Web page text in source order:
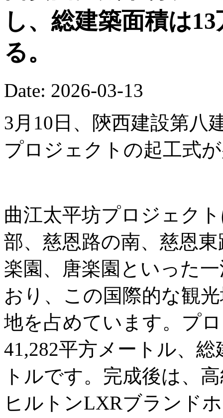
し、総建築面積は
る。
Date: 2026-03-13
3月10日、陝西建設第八
プロジェクトの起工式
曲江太平坊プロジェク
部、慈恩路の南、慈恩
楽園、唐楽園といった
おり、この国際的な観
地を占めています。プ
41,282平方メートル、
トルです。完成後は、
ヒルトンLXRブランド